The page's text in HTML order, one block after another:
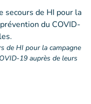
de HI pour la campagne
19 auprès de leurs